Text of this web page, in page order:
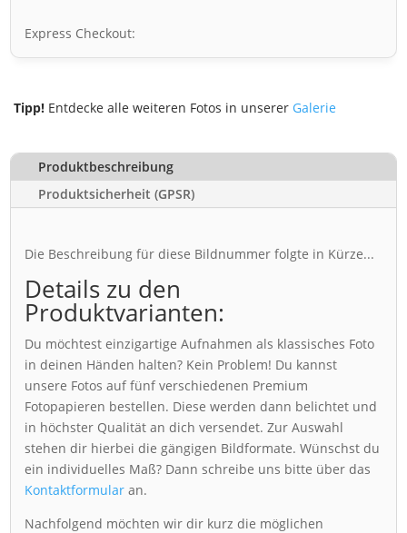
Express Checkout:
Tipp! Entdecke alle weiteren Fotos in unserer Galerie
Produktbeschreibung
Produktsicherheit (GPSR)
Die Beschreibung für diese Bildnummer folgte in Kürze...
Details zu den
Produktvarianten:
Du möchtest einzigartige Aufnahmen als klassisches Foto
in deinen Händen halten? Kein Problem! Du kannst
unsere Fotos auf fünf verschiedenen Premium
Fotopapieren bestellen. Diese werden dann belichtet und
in höchster Qualität an dich versendet. Zur Auswahl
stehen dir hierbei die gängigen Bildformate. Wünschst du
ein individuelles Maß? Dann schreibe uns bitte über das
Kontaktformular an.
Nachfolgend möchten wir dir kurz die möglichen